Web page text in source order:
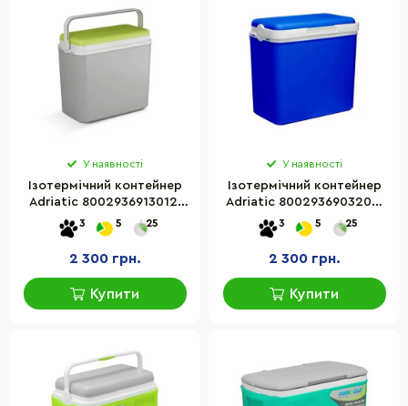
У наявності
Ізотермічний контейнер
Adriatic 8002936913012,
36 л, сірий із салатовим
3 5 25
2 300 грн.
Купити
У наявності
Ізотермічний контейнер
Adriatic 8002936903204,
36 л, синій
3 5 25
2 300 грн.
Купити